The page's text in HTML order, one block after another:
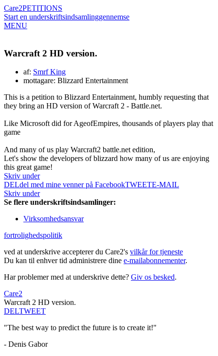
Care2PETITIONS
Start en underskriftsindsamlinggennemse
MENU
Warcraft 2 HD version.
af: Smrf King
mottagare: Blizzard Entertainment
This is a petition to Blizzard Entertainment, humbly requesting that
they bring an HD version of Warcraft 2 - Battle.net.
Like Microsoft did for AgeofEmpires, thousands of players play that
game
And many of us play Warcraft2 battle.net edition,
Let's show the developers of blizzard how many of us are enjoying
this great game!
Skriv under
DELdel med mine venner på FacebookTWEETE-MAIL
Skriv under
Se flere underskriftsindsamlinger:
Virksomhedsansvar
fortrolighedspolitik
ved at underskrive accepterer du Care2's vilkår for tjeneste
Du kan til enhver tid administrere dine e-mailabonnementer.
Har problemer med at underskrive dette? Giv os besked.
Care2
Warcraft 2 HD version.
DELTWEET
"The best way to predict the future is to create it!"
- Denis Gabor